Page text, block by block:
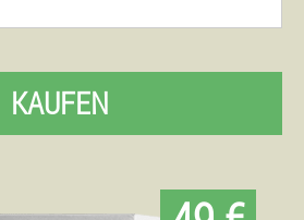
KAUFEN